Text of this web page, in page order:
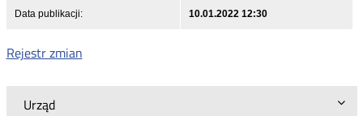
Urząd
Data publikacji: 10.01.2022 12:30
Rejestr zmian